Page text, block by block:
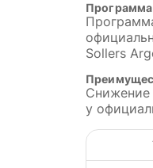
Программа
Sollers
Снижение
у